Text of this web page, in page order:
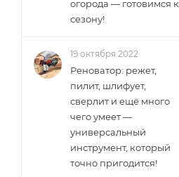
огорода — готовимся к
сезону!
19 октября 2022
Реноватор: режет,
пилит, шлифует,
сверлит и ещё много
чего умеет —
универсальный
инструмент, который
точно пригодится!